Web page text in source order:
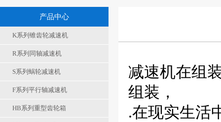
减速机在组
组装，
.在现实生活
产品中心
K系列锥齿轮减速机
R系列同轴减速机
S系列蜗轮减速机
F系列平行轴减速机
HB系列重型齿轮箱